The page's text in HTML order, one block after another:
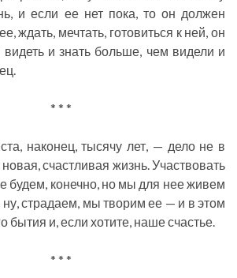
и если ее нет пока, то он должен
ждать, мечтать, готовиться к ней, он
и знать больше, чем видели и
* * *
наконец, тысячу лет, — дело не в
счастливая жизнь. Участвовать
будем, конечно, но мы для нее живем
ну, страдаем, мы творим ее — и в этом
бытия и, если хотите, наше счастье.
* * *